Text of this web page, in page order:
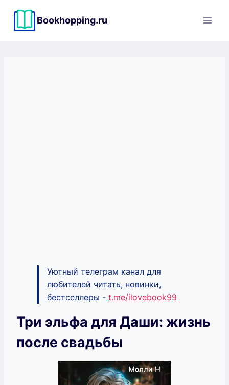
содержимому
Bookhopping.ru
Уютный телеграм канал для
любителей читать, новинки,
бестселлеры - t.me/ilovebook99
Три эльфа для Даши: жизнь
после свадьбы